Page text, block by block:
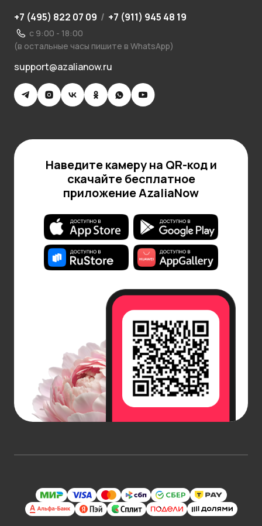
+7 (495) 822 07 09 / +7 (911) 945 48 19
с 9:00 - 18:00
(в остальные часы пишите в WhatsApp)
support@azalianow.ru
Наведите камеру на QR-код и
скачайте бесплатное
приложение AzaliaNow